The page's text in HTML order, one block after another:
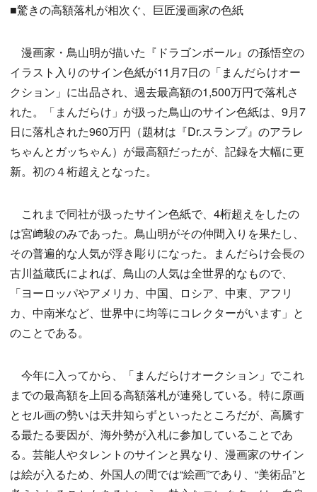
■驚きの高額落札が相次ぐ、巨匠漫画家の色紙
漫画家・鳥山明が描いた『ドラゴンボール』の孫悟空の
イラスト入りのサイン色紙が11月7日の「まんだらけオー
クション」に出品され、過去最高額の1,500万円で落札さ
れた。「まんだらけ」が扱った鳥山のサイン色紙は、9月7
日に落札された960万円（題材は『Dr.スランプ』のアラレ
ちゃんとガッちゃん）が最高額だったが、記録を大幅に更
新。初の４桁超えとなった。
これまで同社が扱ったサイン色紙で、4桁超えをしたの
は宮﨑駿のみであった。鳥山明がその仲間入りを果たし、
その普遍的な人気が浮き彫りになった。まんだらけ会長の
古川益蔵氏によれば、鳥山の人気は全世界的なもので、
「ヨーロッパやアメリカ、中国、ロシア、中東、アフリ
カ、中南米など、世界中に均等にコレクターがいます」と
のことである。
今年に入ってから、「まんだらけオークション」でこれ
までの最高額を上回る高額落札が連発している。特に原画
とセル画の勢いは天井知らずといったところだが、高騰す
る最たる要因が、海外勢が入札に参加していることであ
る。芸能人やタレントのサインと異なり、漫画家のサイン
は絵が入るため、外国人の間では“絵画”であり、“美術品”と